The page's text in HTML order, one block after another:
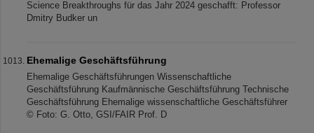
Science Breakthroughs für das Jahr 2024 geschafft: Professor
Dmitry Budker un
Ehemalige Geschäftsführung
Ehemalige Geschäftsführungen Wissenschaftliche
Geschäftsführung Kaufmännische Geschäftsführung Technische
Geschäftsführung Ehemalige wissenschaftliche Geschäftsführer
© Foto: G. Otto, GSI/FAIR Prof. D